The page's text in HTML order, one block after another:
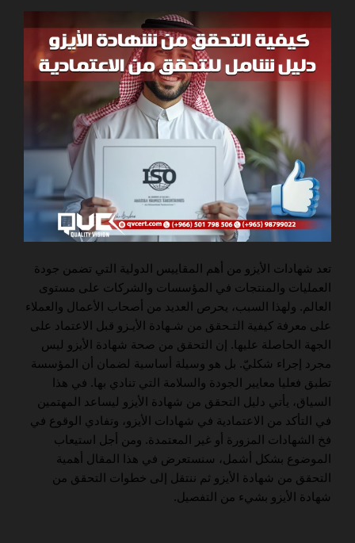
تعد شهادات الأيزو من أهم المقاييس الدولية التي تضمن جودة
العمليات والمنتجات في المؤسسات والشركات على مستوى
العالم. ولهذا السبب، يحرص العديد من أصحاب الأعمال والعملاء
على معرفة كيفية التـحقق من شـهادة الأيـزو قبل الاعتماد على
الجهة الحاصلة عليها. إن التحقق من صحة شهادة الأيزو ليس
مجرد إجراء شكليّ. بل هو وسيلة أساسية لضمان أن المؤسسة
تطبق فعليا معايير الجودة والسلامة التي تنادي بها. في هذا
السياق، يأتي دليل التحقق من شهادة الأيزو ليساعد المهتمين
في التأكد من الاعتمادية في شهادات الأيزو، وتفادي الوقوع في
فخ الشهادات المزورة أو غير المعتمدة. ومن أجل استيعاب
الموضوع بشكل أشمل، سنستعرض في هذا المقال أهمية
التحقق من شهادة الأيزو ثم ننتقل إلى خطوات التحقق من
شهادة الأيزو بشيء من التفصيل.